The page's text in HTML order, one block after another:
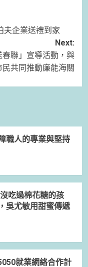
夫企業送禮到家
Next:
聯」宣導活動，與
民共同推動廉能海關
職人的專業與堅持
吃過棉花糖的孩
吳尤敏用甜蜜傳遞
就業網絡合作計